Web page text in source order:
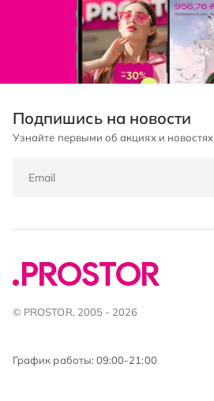
Подпишись на новости
Узнайте первыми об акциях и новостях
© PROSTOR, 2005 - 2026
График работы: 09:00-21:00